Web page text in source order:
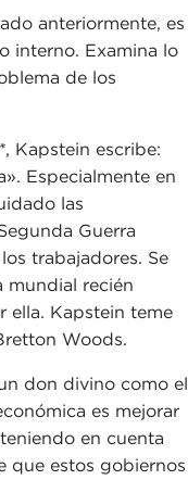
anteriormente, es
interno. Examina lo
de los
, Kapstein escribe:
Especialmente en
las
Guerra
trabajadores. Se
mundial recién
ella. Kapstein teme
Woods.
don divino como el
es mejorar
en cuenta
que estos gobiernos